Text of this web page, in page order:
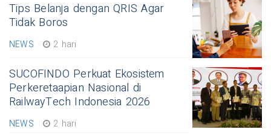
Tips Belanja dengan QRIS Agar
Tidak Boros
NEWS 2 hari
SUCOFINDO Perkuat Ekosistem
Perkeretaapian Nasional di
RailwayTech Indonesia 2026
NEWS 2 hari